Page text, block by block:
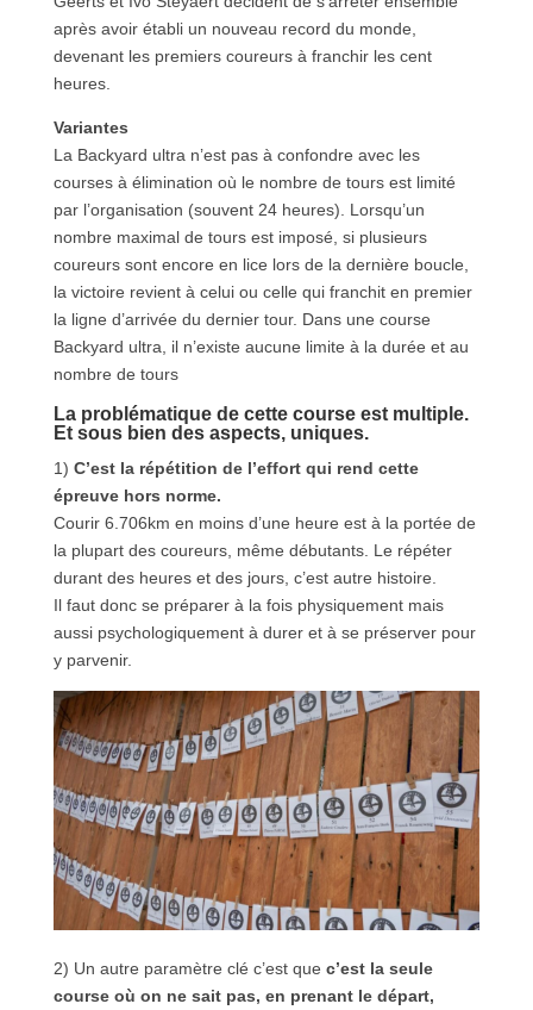
après avoir établi un nouveau record du monde,
devenant les premiers coureurs à franchir les cent
heures.
Variantes
La Backyard ultra n’est pas à confondre avec les
courses à élimination où le nombre de tours est limité
par l’organisation (souvent 24 heures). Lorsqu’un
nombre maximal de tours est imposé, si plusieurs
coureurs sont encore en lice lors de la dernière boucle,
la victoire revient à celui ou celle qui franchit en premier
la ligne d’arrivée du dernier tour. Dans une course
Backyard ultra, il n’existe aucune limite à la durée et au
nombre de tours
La problématique de cette course est multiple.
Et sous bien des aspects, uniques.
1) C’est la répétition de l’effort qui rend cette
épreuve hors norme.
Courir 6.706km en moins d’une heure est à la portée de
la plupart des coureurs, même débutants. Le répéter
durant des heures et des jours, c’est autre histoire.
Il faut donc se préparer à la fois physiquement mais
aussi psychologiquement à durer et à se préserver pour
y parvenir.
2) Un autre paramètre clé c’est que c’est la seule
course où on ne sait pas, en prenant le départ,